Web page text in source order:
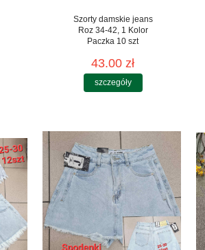
Szorty damskie jeans
Roz 34-42, 1 Kolor
Paczka 10 szt
43.00 zł
szczegóły